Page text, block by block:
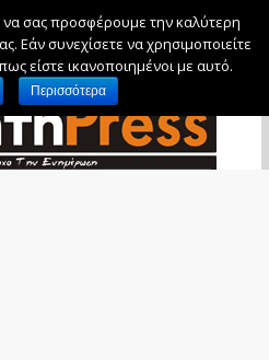
2026
σας προσφέρουμε την καλύτερη
Εάν συνεχίσετε να χρησιμοποιείτε
είστε ικανοποιημένοι με αυτό.
Περισσότερα